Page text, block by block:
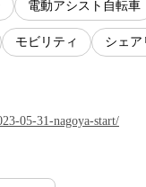
電動アシスト自転車
モビリティ シェア
05-31-nagoya-start/